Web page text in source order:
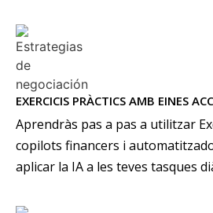
EXERCICIS PRÀCTICS AMB EINES
Aprendràs pas a pas a utilitzar
copilots financers i
aplicar la IA a les teves tasques